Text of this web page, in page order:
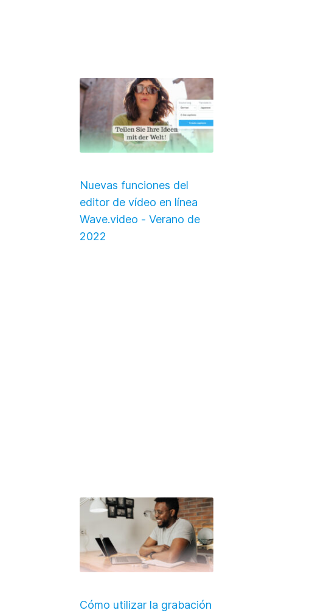
Nuevas funciones del
editor de vídeo en línea
Wave.video - Verano de
2022
Cómo utilizar la grabación